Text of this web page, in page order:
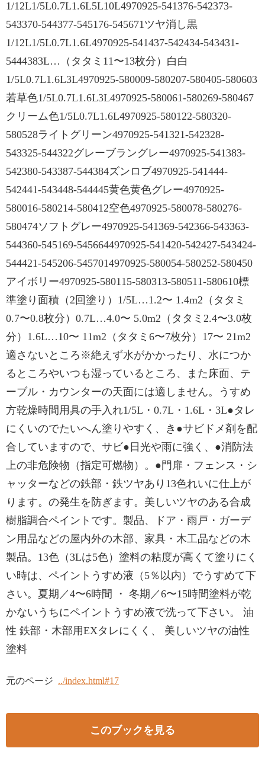
1/12L1/5L0.7L1.6L5L10L4970925-541376-542373-
543370-544377-545176-545671ツヤ消し黒
1/12L1/5L0.7L1.6L4970925-541437-542434-543431-
5444383L…（タタミ11〜13枚分）白白
1/5L0.7L1.6L3L4970925-580009-580207-580405-580603
若草色1/5L0.7L1.6L3L4970925-580061-580269-580467
クリーム色1/5L0.7L1.6L4970925-580122-580320-
580528ライトグリーン4970925-541321-542328-
543325-544322グレーブラングレー4970925-541383-
542380-543387-544384ズンロブ4970925-541444-
542441-543448-544445黄色黄色グレー4970925-
580016-580214-580412空色4970925-580078-580276-
580474ソフトグレー4970925-541369-542366-543363-
544360-545169-5456644970925-541420-542427-543424-
544421-545206-5457014970925-580054-580252-580450
アイボリー4970925-580115-580313-580511-580610標
準塗り面積（2回塗り）1/5L…1.2〜 1.4m2（タタミ
0.7〜0.8枚分）0.7L…4.0〜 5.0m2（タタミ2.4〜3.0枚
分）1.6L…10〜 11m2（タタミ6〜7枚分）17〜 21m2
適さないところ※絶えず水がかかったり、水につか
るところやいつも湿っているところ、また床面、テ
ーブル・カウンターの天面には適しません。うすめ
方乾燥時間用具の手入れ1/5L・0.7L・1.6L・3L●タレ
にくいのでたいへん塗りやすく、き●サビドメ剤を配
合していますので、サビ●日光や雨に強く、●消防法
上の非危険物（指定可燃物）。●門扉・フェンス・シ
ャッターなどの鉄部・鉄ツヤあり13色れいに仕上が
ります。の発生を防ぎます。美しいツヤのある合成
樹脂調合ペイントです。製品、ドア・雨戸・ガーデ
ン用品などの屋内外の木部、家具・木工品などの木
製品。13色（3Lは5色）塗料の粘度が高くて塗りにく
い時は、ペイントうすめ液（5％以内）でうすめて下
さい。夏期／4〜6時間 ・ 冬期／6〜15時間塗料が乾
かないうちにペイントうすめ液で洗って下さい。 油
性 鉄部・木部用EXタレにくく、 美しいツヤの油性
塗料
元のページ ../index.html#17
このブックを見る